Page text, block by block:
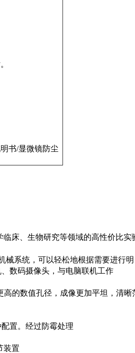
书/显微镜防尘
床、生物研究等领域的高性价比实
械系统，可以轻松地根据需要进行明
数码摄像头，与电脑联机工作
的数值孔径，成像更加平坦，清晰
置。经过防霉处理
装置